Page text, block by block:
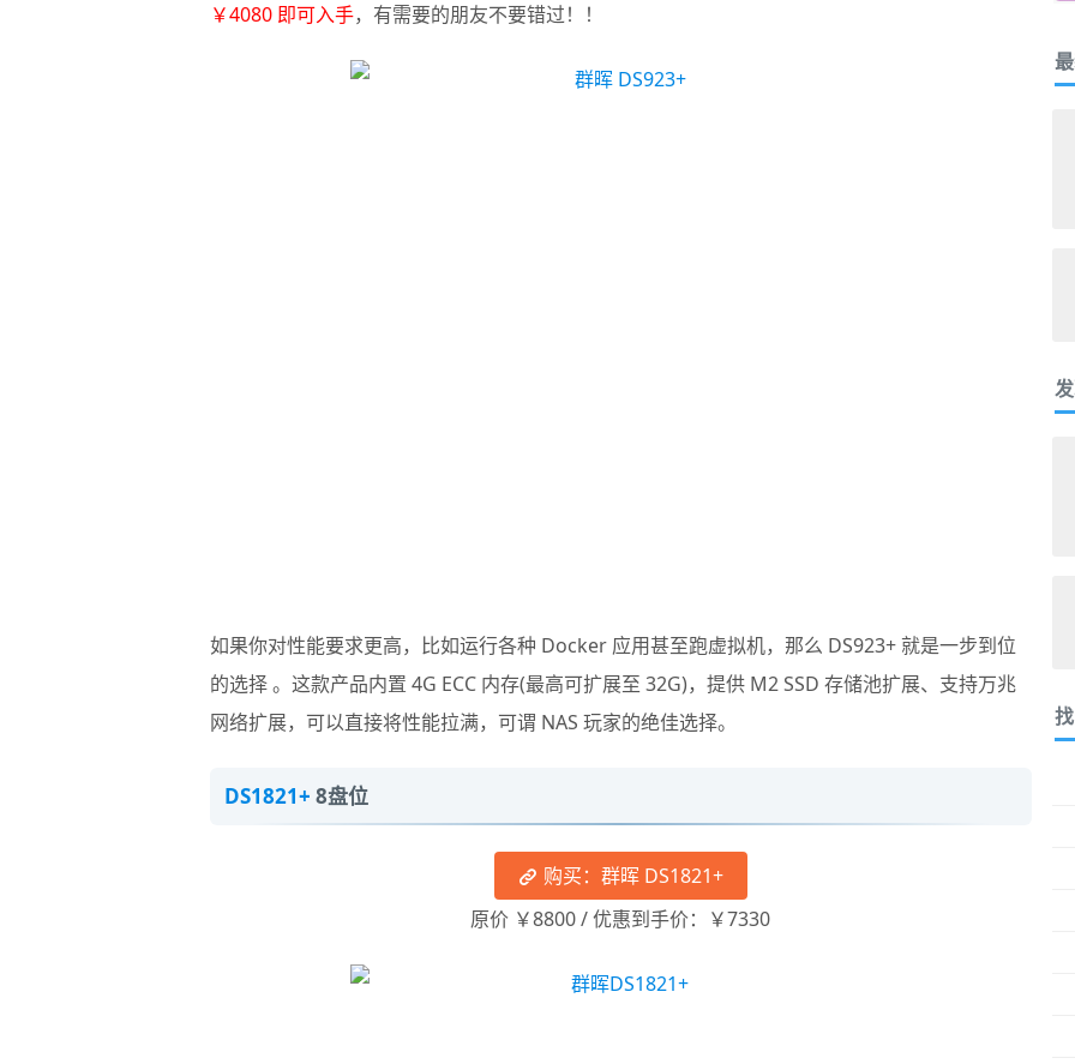
￥4080 即可入手，有需要的朋友不要错过！！
如果你对性能要求更高，比如运行各种 Docker 应用甚至跑虚拟机，那么 DS923+ 就是一步到位
的选择 。这款产品内置 4G ECC 内存(最高可扩展至 32G)，提供 M2 SSD 存储池扩展、支持万兆
网络扩展，可以直接将性能拉满，可谓 NAS 玩家的绝佳选择。
DS1821+ 8盘位
购买：群晖 DS1821+
原价 ￥8800 / 优惠到手价：￥7330